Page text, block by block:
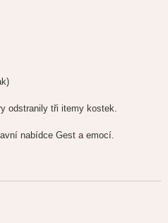
odstranily tři itemy kostek.
nabídce Gest a emocí.